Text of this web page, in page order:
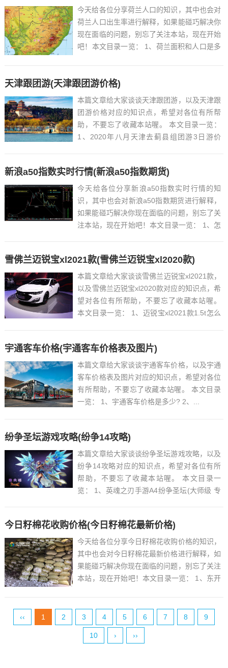
今天给各位分享荷兰人口的知识，其中也会对
荷兰人口出生率进行解释，如果能碰巧解决你
现在面临的问题，别忘了关注本站，现在开始
吧！本文目录一览： 1、荷兰面积和人口是多
天津跟团游(天津跟团游价格)
本篇文章给大家谈谈天津跟团游，以及天津跟
团游价格对应的知识点，希望对各位有所帮
助，不要忘了收藏本站喔。 本文目录一览：
1、2020年八月天津去蓟县组团游3日游价
新浪a50指数实时行情(新浪a50指数期货)
今天给各位分享新浪a50指数实时行情的知
识，其中也会对新浪a50指数期货进行解释，
如果能碰巧解决你现在面临的问题，别忘了关
注本站，现在开始吧！本文目录一览： 1、怎
雪佛兰迈锐宝xl2021款(雪佛兰迈锐宝xl2020款)
本篇文章给大家谈谈雪佛兰迈锐宝xl2021款，
以及雪佛兰迈锐宝xl2020款对应的知识点，希
望对各位有所帮助，不要忘了收藏本站喔。
本文目录一览： 1、迈锐宝xl2021款1.5t怎么
宇通客车价格(宇通客车价格表及图片)
本篇文章给大家谈谈宇通客车价格，以及宇通
客车价格表及图片对应的知识点，希望对各位
有所帮助，不要忘了收藏本站喔。 本文目录
一览： 1、宇通客车价格是多少? 2、...
纷争圣坛游戏攻略(纷争14攻略)
本篇文章给大家谈谈纷争圣坛游戏攻略，以及
纷争14攻略对应的知识点，希望对各位有所
帮助，不要忘了收藏本站喔。 本文目录一
览： 1、英魂之刃手游A4纷争圣坛(大师级 专
今日籽棉花收购价格(今日籽棉花最新价格)
今天给各位分享今日籽棉花收购价格的知识，
其中也会对今日籽棉花最新价格进行解释，如
果能碰巧解决你现在面临的问题，别忘了关注
本站，现在开始吧！本文目录一览： 1、东开
‹‹ 1 2 3 4 5 6 7 8 9
10 › ››